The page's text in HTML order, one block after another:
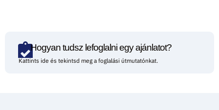
Hogyan tudsz lefoglalni egy ajánlatot?
Kattints ide és tekintsd meg a foglalási útmutatónkat.